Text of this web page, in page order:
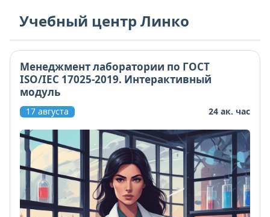
Учебный центр Линко
Менеджмент лаборатории по ГОСТ
ISO/IEC 17025-2019. Интерактивный
модуль
17 августа 24 ак. час